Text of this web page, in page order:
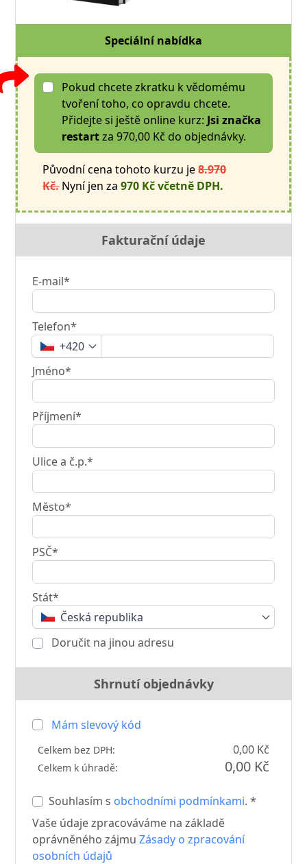
Speciální nabídka
Pokud chcete zkratku k vědomému
tvoření toho, co opravdu chcete.
Přidejte si ještě online kurz: Jsi značka
restart za 970,00 Kč do objednávky.
Původní cena tohoto kurzu je8.970
Kč. Nyní jen za970 Kč včetně DPH.
Fakturační údaje
E-mail*
Telefon*
+420
Jméno*
Příjmení*
Ulice a č.p.*
Město*
PSČ*
Stát*
Česká republika
Doručit na jinou adresu
Shrnutí objednávky
Mám slevový kód
Celkem bez DPH: 0,00 Kč
Celkem k úhradě: 0,00 Kč
Souhlasím s obchodními podmínkami. *
Vaše údaje zpracováváme na základě
oprávněného zájmuZásady o zpracování
osobních údajů